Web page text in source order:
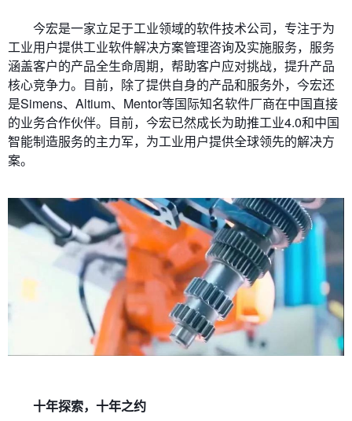
今宏是一家立足于工业领域的软件技术公司，专注于为
工业用户提供工业软件解决方案管理咨询及实施服务，服务
涵盖客户的产品全生命周期，帮助客户应对挑战，提升产品
核心竞争力。目前，除了提供自身的产品和服务外，今宏还
是Simens、Altium、Mentor等国际知名软件厂商在中国直接
的业务合作伙伴。目前，今宏已然成长为助推工业4.0和中国
智能制造服务的主力军，为工业用户提供全球领先的解决方
案。
十年探索，十年之约